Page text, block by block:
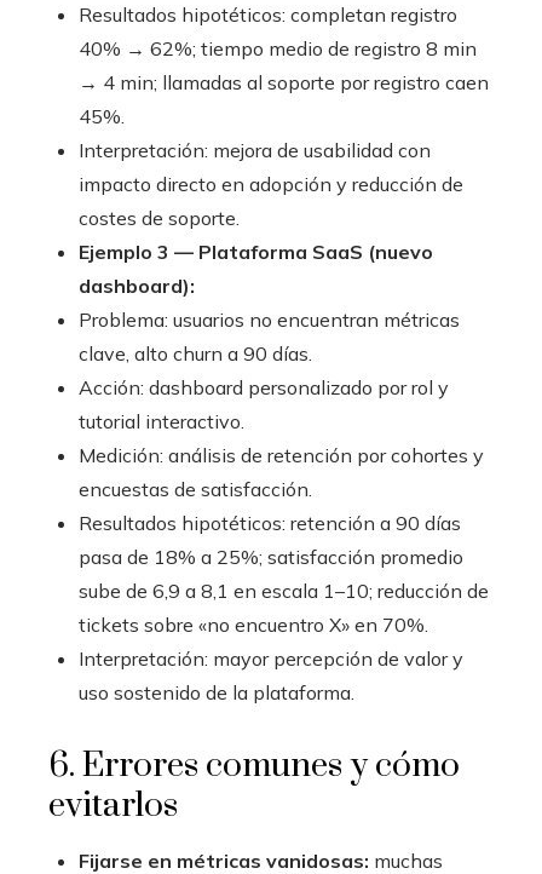
Resultados hipotéticos: completan registro
40% → 62%; tiempo medio de registro 8 min
→ 4 min; llamadas al soporte por registro caen
45%.
Interpretación: mejora de usabilidad con
impacto directo en adopción y reducción de
costes de soporte.
Ejemplo 3 — Plataforma SaaS (nuevo
dashboard):
Problema: usuarios no encuentran métricas
clave, alto churn a 90 días.
Acción: dashboard personalizado por rol y
tutorial interactivo.
Medición: análisis de retención por cohortes y
encuestas de satisfacción.
Resultados hipotéticos: retención a 90 días
pasa de 18% a 25%; satisfacción promedio
sube de 6,9 a 8,1 en escala 1–10; reducción de
tickets sobre «no encuentro X» en 70%.
Interpretación: mayor percepción de valor y
uso sostenido de la plataforma.
6. Errores comunes y cómo
evitarlos
Fijarse en métricas vanidosas: muchas